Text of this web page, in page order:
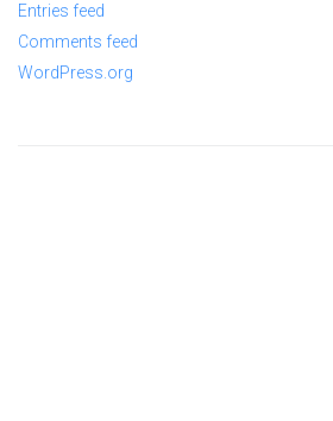
Entries feed
Comments feed
WordPress.org